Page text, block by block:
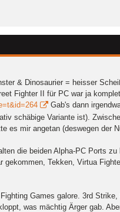
& Dinosaurier = heisser
Fighter II für PC war ja
Gab's dann
schäbige Variante ist).
es mir angetan (deswegen der
die beiden Alpha-PC Ports
Tekken, Virtua
Games galore. 3rd
was mächtig Ärger gab.